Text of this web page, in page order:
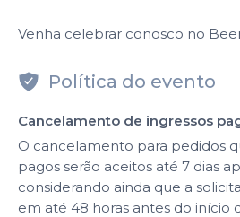
Venha celebrar conosco no
Política do evento
Cancelamento de ingressos
O cancelamento para pedidos
pagos serão aceitos até 7 dias
considerando ainda que a
em até 48 horas antes do início